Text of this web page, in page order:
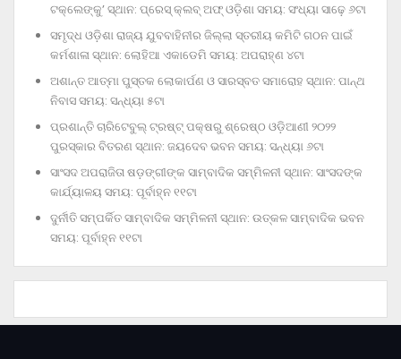
ଟକ୍‌ଲେଙ୍କୁ’ ସ୍ଥାନ: ପ୍ରେସ୍‌ କ୍ଲବ୍‌ ଅଫ୍‌ ଓଡ଼ିଶା ସମୟ: ସଂଧ୍ୟା ସାଢ଼େ ୬ଟା
ସମୃଦ୍ଧ ଓଡ଼ିଶା ରାଜ୍ୟ ଯୁବବାହିନୀର ଜିଲ୍ଲା ସ୍ତରୀୟ କମିଟି ଗଠନ ପାଇଁ
କର୍ମଶାଳା ସ୍ଥାନ: ଲୋହିଆ ଏକାଡେମି ସମୟ: ଅପରାହ୍‌ଣ ୪ଟା
ଅଶାନ୍ତ ଆତ୍ମା ପୁସ୍ତକ ଲୋକାର୍ପଣ ଓ ସାରସ୍ବତ ସମାରୋହ ସ୍ଥାନ: ପାନ୍ଥ
ନିବାସ ସମୟ: ସନ୍ଧ୍ୟା ୫ଟା
ପ୍ରଶାନ୍ତି ଚାରିଟେବୁଲ୍‌ ଟ୍ରଷ୍ଟ୍‌ ପକ୍ଷରୁ ଶ୍ରେଷ୍ଠ ଓଡ଼ିଆଣୀ ୨୦୨୨
ପୁରସ୍କାର ବିତରଣ ସ୍ଥାନ: ଜୟଦେବ ଭବନ ସମୟ: ସନ୍ଧ୍ୟା ୬ଟା
ସାଂସଦ ଅପରାଜିତା ଷଡ଼ଙ୍ଗୀଙ୍କ ସାମ୍ବାଦିକ ସମ୍ମିଳନୀ ସ୍ଥାନ: ସାଂସଦଙ୍କ
କାର୍ଯ୍ୟାଳୟ ସମୟ: ପୂର୍ବାହ୍ନ ୧୧ଟା
ଦୁର୍ନୀତି ସମ୍ପର୍କିତ ସାମ୍ବାଦିକ ସମ୍ମିଳନୀ ସ୍ଥାନ: ଉତ୍କଳ ସାମ୍ବାଦିକ ଭବନ
ସମୟ: ପୂର୍ବାହ୍ନ ୧୧ଟା